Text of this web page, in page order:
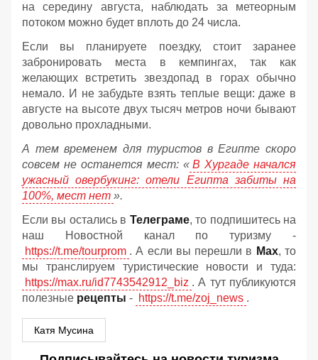
на середину августа, наблюдать за метеорным
потоком можно будет вплоть до 24 числа.
Если вы планируете поездку, стоит заранее
забронировать места в кемпингах, так как
желающих встретить звездопад в горах обычно
немало. И не забудьте взять теплые вещи: даже в
августе на высоте двух тысяч метров ночи бывают
довольно прохладными.
А тем временем для туристов в Египте скоро
совсем не останется мест: « В Хургаде начался
ужасный овербукинг: отели Египта забиты на
100%, мест нет ».
Если вы остались в Телеграме, то подпишитесь на
наш Новостной канал по туризму -
https://t.me/tourprom . А если вы перешли в Мах, то
мы транслируем туристические новости и туда:
https://max.ru/id7743542912_biz . А тут публикуются
полезные рецепты - https://t.me/zoj_news .
Катя Мусина